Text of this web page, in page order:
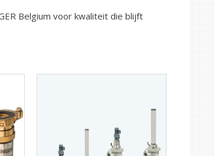
Belgium voor kwaliteit die blijft